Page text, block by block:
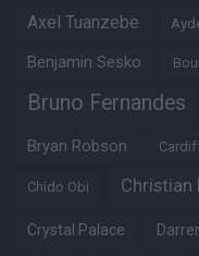
Axel Tuanzebe
Benjamin Sesko
Bruno Fernandes
Bryan Robson
Chido Obi Christian
Crystal Palace